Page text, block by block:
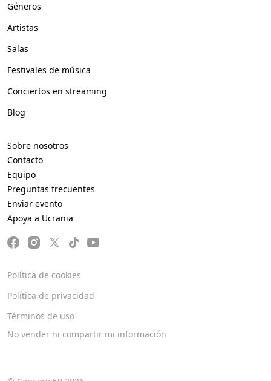
Géneros
Artistas
Salas
Festivales de música
Conciertos en streaming
Blog
Sobre nosotros
Contacto
Equipo
Preguntas frecuentes
Enviar evento
Apoya a Ucrania
Política de cookies
Política de privacidad
Términos de uso
No vender ni compartir mi información